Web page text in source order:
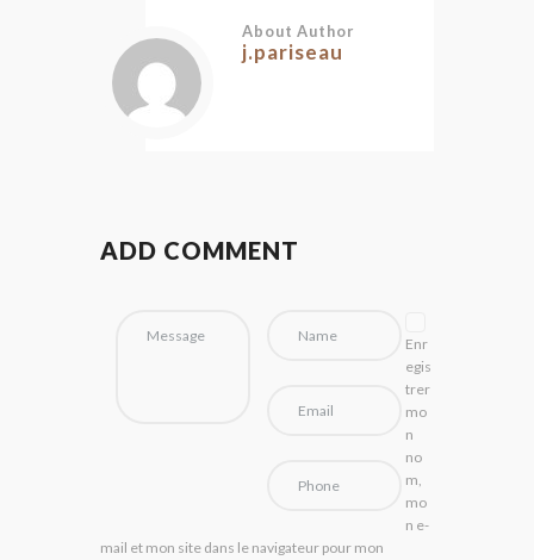
About Author
j.pariseau
ADD COMMENT
Enr
egis
trer
mo
n
no
m,
mo
n e-
mail et mon site dans le navigateur pour mon